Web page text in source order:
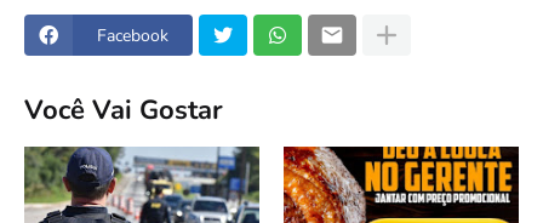
Facebook
Você Vai Gostar